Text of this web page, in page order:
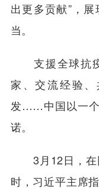
出更多贡献”，
当。
支援全球抗疫
家、交流经验
发……中国以一个
诺。
3月12日，在
时，习近平主席